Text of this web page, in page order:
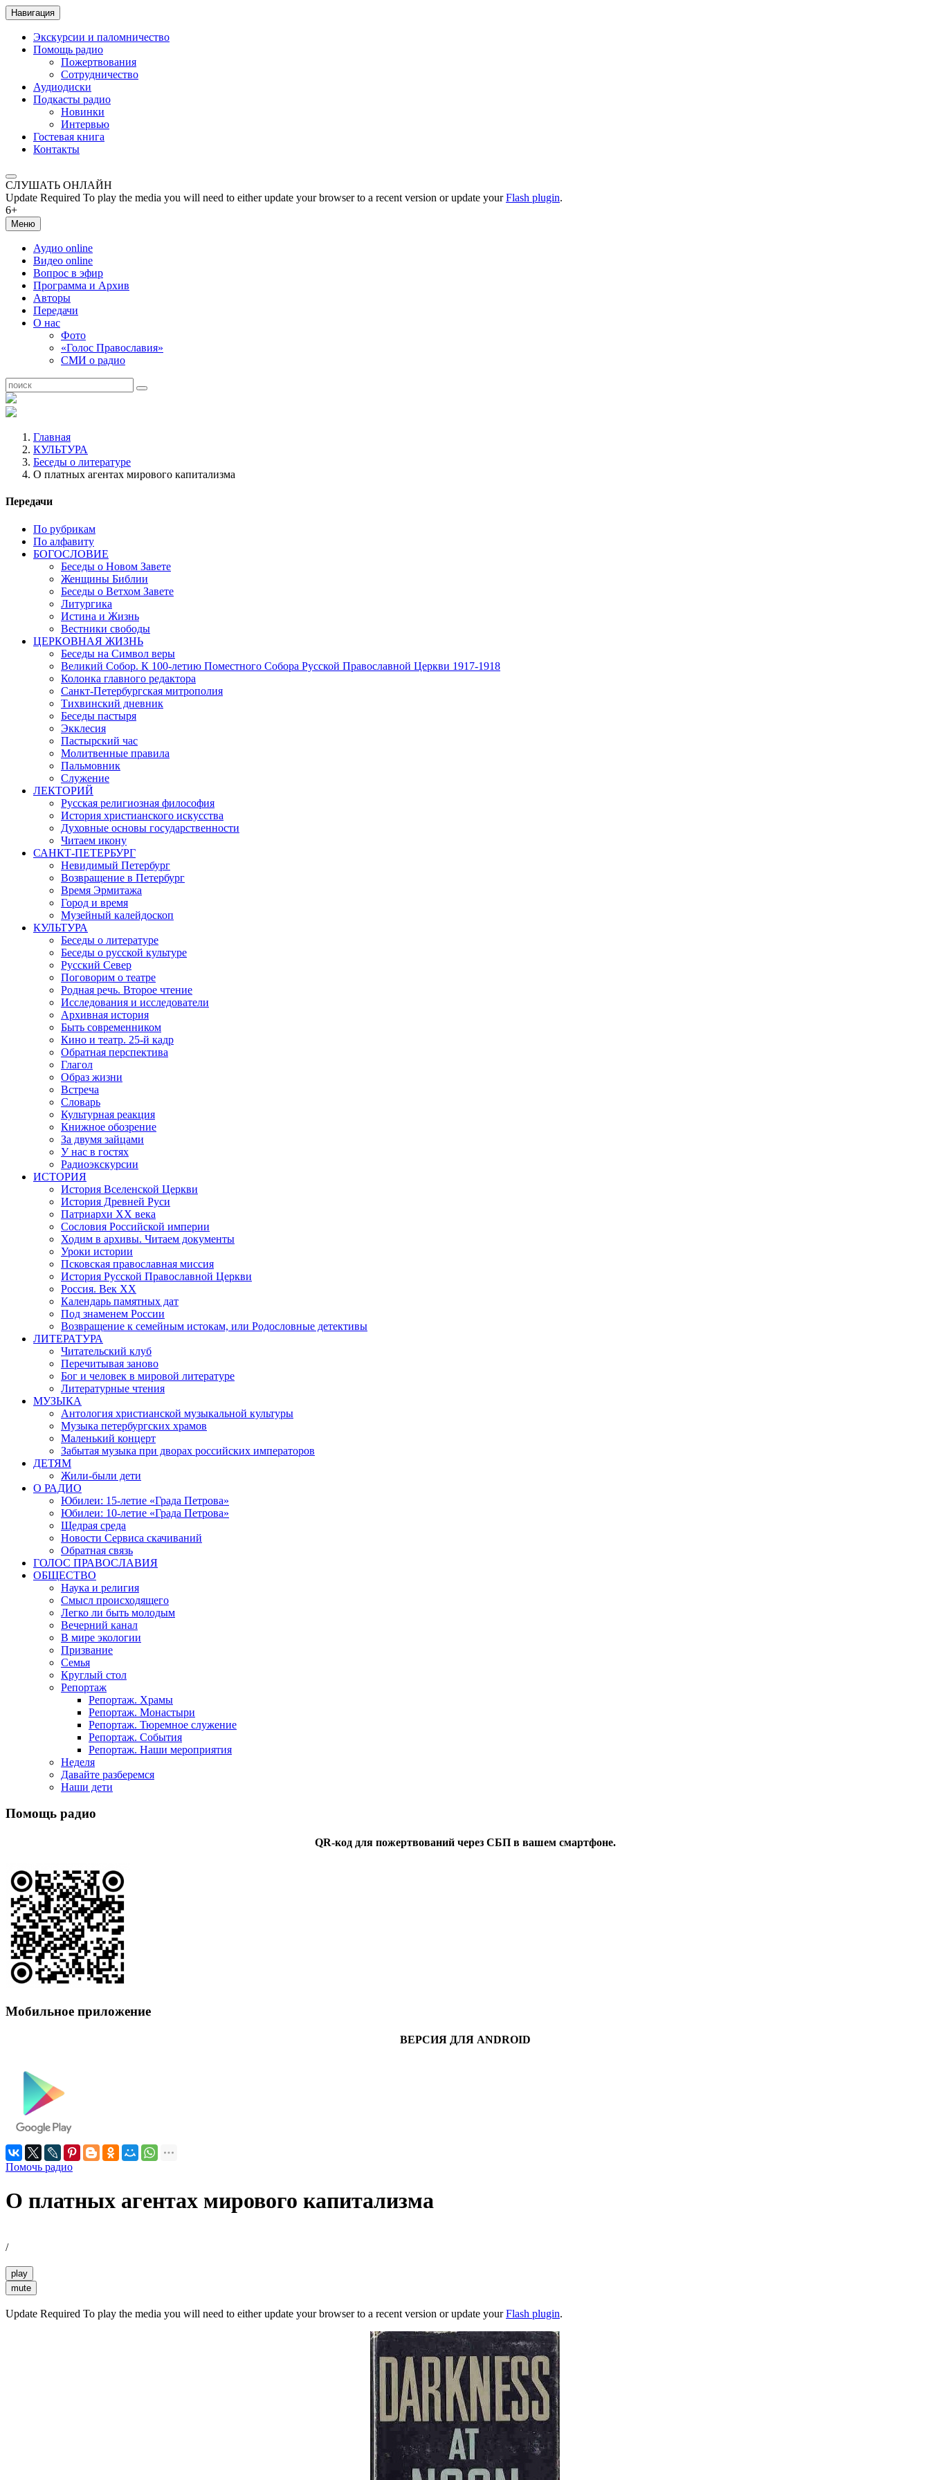
Навигация
Экскурсии и паломничество
Помощь радио
Пожертвования
Сотрудничество
Аудиодиски
Подкасты радио
Новинки
Интервью
Гостевая книга
Контакты
СЛУШАТЬ ОНЛАЙН
Update Required To play the media you will need to either update your browser to a recent version or update yourFlash plugin.
6+
Меню
Аудио online
Видео online
Вопрос в эфир
Программа и Архив
Авторы
Передачи
О нас
Фото
«Голос Православия»
СМИ о радио
Главная
КУЛЬТУРА
Беседы о литературе
О платных агентах мирового капитализма
Передачи
По рубрикам
По алфавиту
БОГОСЛОВИЕ
Беседы о Новом Завете
Женщины Библии
Беседы о Ветхом Завете
Литургика
Истина и Жизнь
Вестники свободы
ЦЕРКОВНАЯ ЖИЗНЬ
Беседы на Символ веры
Великий Собор. К 100-летию Поместного Собора Русской Православной Церкви 1917-1918
Колонка главного редактора
Санкт-Петербургская митрополия
Тихвинский дневник
Беседы пастыря
Экклесия
Пастырский час
Молитвенные правила
Пальмовник
Служение
ЛЕКТОРИЙ
Русская религиозная философия
История христианского искусства
Духовные основы государственности
Читаем икону
САНКТ-ПЕТЕРБУРГ
Невидимый Петербург
Возвращение в Петербург
Время Эрмитажа
Город и время
Музейный калейдоскоп
КУЛЬТУРА
Беседы о литературе
Беседы о русской культуре
Русский Север
Поговорим о театре
Родная речь. Второе чтение
Исследования и исследователи
Архивная история
Быть современником
Кино и театр. 25-й кадр
Обратная перспектива
Глагол
Образ жизни
Встреча
Словарь
Культурная реакция
Книжное обозрение
За двумя зайцами
У нас в гостях
Радиоэкскурсии
ИСТОРИЯ
История Вселенской Церкви
История Древней Руси
Патриархи XX века
Сословия Российской империи
Ходим в архивы. Читаем документы
Уроки истории
Псковская православная миссия
История Русской Православной Церкви
Россия. Век ХХ
Календарь памятных дат
Под знаменем России
Возвращение к семейным истокам, или Родословные детективы
ЛИТЕРАТУРА
Читательский клуб
Перечитывая заново
Бог и человек в мировой литературе
Литературные чтения
МУЗЫКА
Антология христианской музыкальной культуры
Музыка петербургских храмов
Маленький концерт
Забытая музыка при дворах российских императоров
ДЕТЯМ
Жили-были дети
О РАДИО
Юбилеи: 15-летие «Града Петрова»
Юбилеи: 10-летие «Града Петрова»
Щедрая среда
Новости Сервиса скачиваний
Обратная связь
ГОЛОС ПРАВОСЛАВИЯ
ОБЩЕСТВО
Наука и религия
Смысл происходящего
Легко ли быть молодым
Вечерний канал
В мире экологии
Призвание
Семья
Круглый стол
Репортаж
Репортаж. Храмы
Репортаж. Монастыри
Репортаж. Тюремное служение
Репортаж. События
Репортаж. Наши мероприятия
Неделя
Давайте разберемся
Наши дети
Помощь радио
QR-код для пожертвований через СБП в вашем смартфоне.
Мобильное приложение
ВЕРСИЯ ДЛЯ ANDROID
Помочь радио
О платных агентах мирового капитализма
/
play
mute
Update Required To play the media you will need to either update your browser to a recent version or update yourFlash plugin.